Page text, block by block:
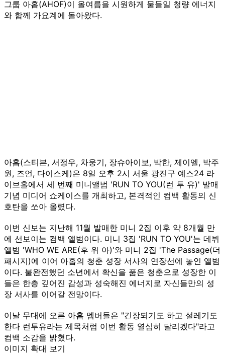
그룹 아홉(AHOF)이 올여름을 시원하게 물들일 청량 에너지
와 함께 가요계에 돌아왔다.
아홉(스티븐, 서정우, 차웅기, 장슈아이보, 박한, 제이엘, 박주
원, 즈언, 다이스케)은 8일 오후 2시 서울 광진구 예스24 라
이브홀에서 세 번째 미니앨범 'RUN TO YOU(런 투 유)' 발매
기념 미디어 쇼케이스를 개최하고, 본격적인 컴백 활동의 신
호탄을 쏘아 올렸다.
이번 신보는 지난해 11월 발매한 미니 2집 이후 약 8개월 만
에 선보이는 컴백 앨범이다. 미니 3집 'RUN TO YOU'는 데뷔
앨범 'WHO WE ARE(후 위 아)'와 미니 2집 'The Passage(더
패시지)에 이어 아홉의 청춘 성장 서사의 연장선에 놓인 앨범
이다. 불완전했던 소년에서 확신을 품은 청춘으로 성장한 이
들은 한층 깊어진 감성과 성숙해진 에너지로 자신들만의 성
장 서사를 이어갈 전망이다.
이날 무대에 오른 아홉 멤버들은 "긴장되기도 하고 설레기도
한다 런투유라는 제목처럼 이번 활동 열심히 달리겠다"라고
컴백 소감을 밝혔다.
이미지 확대 보기